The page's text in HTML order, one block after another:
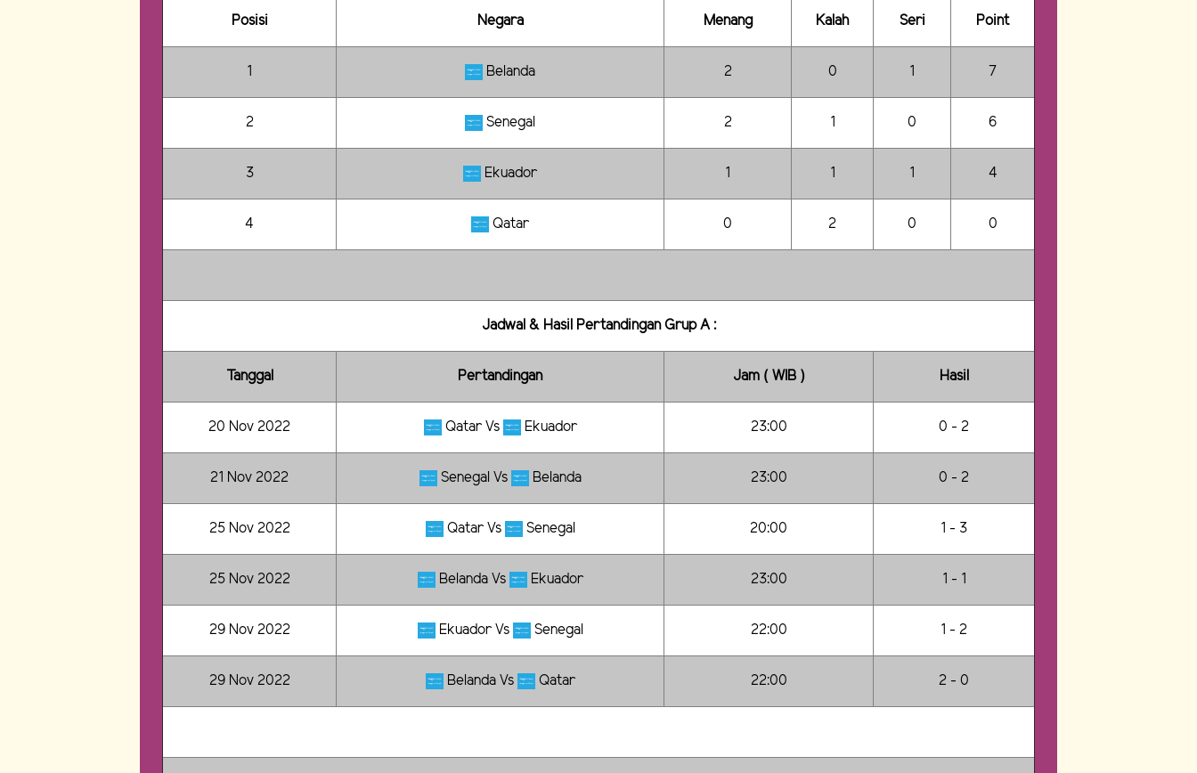
Posisi Negara Menang Kalah Seri Point
1 Belanda 2 0 1 7
2 Senegal 2 1 0 6
3 Ekuador 1 1 1 4
4 Qatar 0 2 0 0
Jadwal & Hasil Pertandingan Grup A :
Tanggal Pertandingan Jam ( WIB ) Hasil
20 Nov 2022 Qatar Vs Ekuador 23:00 0 - 2
21 Nov 2022 Senegal Vs Belanda 23:00 0 - 2
25 Nov 2022 Qatar Vs Senegal 20:00 1 - 3
25 Nov 2022 Belanda Vs Ekuador 23:00 1 - 1
29 Nov 2022 Ekuador Vs Senegal 22:00 1 - 2
29 Nov 2022 Belanda Vs Qatar 22:00 2 - 0